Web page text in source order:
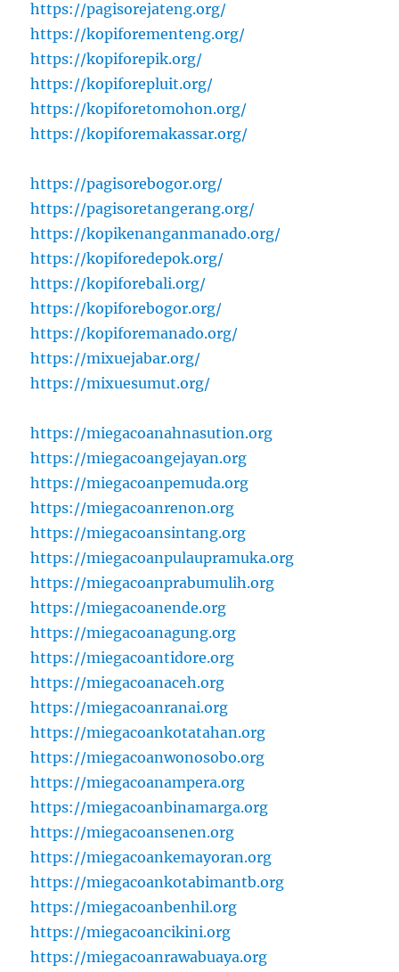
https://pagisorejateng.org/
https://kopiforementeng.org/
https://kopiforepik.org/
https://kopiforepluit.org/
https://kopiforetomohon.org/
https://kopiforemakassar.org/
https://pagisorebogor.org/
https://pagisoretangerang.org/
https://kopikenanganmanado.org/
https://kopiforedepok.org/
https://kopiforebali.org/
https://kopiforebogor.org/
https://kopiforemanado.org/
https://mixuejabar.org/
https://mixuesumut.org/
https://miegacoanahnasution.org
https://miegacoangejayan.org
https://miegacoanpemuda.org
https://miegacoanrenon.org
https://miegacoansintang.org
https://miegacoanpulaupramuka.org
https://miegacoanprabumulih.org
https://miegacoanende.org
https://miegacoanagung.org
https://miegacoantidore.org
https://miegacoanaceh.org
https://miegacoanranai.org
https://miegacoankotatahan.org
https://miegacoanwonosobo.org
https://miegacoanampera.org
https://miegacoanbinamarga.org
https://miegacoansenen.org
https://miegacoankemayoran.org
https://miegacoankotabimantb.org
https://miegacoanbenhil.org
https://miegacoancikini.org
https://miegacoanrawabuaya.org